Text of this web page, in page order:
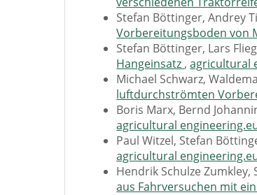
Stefan Böttinger, Andrey
Vorbereitungsboden von
Stefan Böttinger, Lars
Hangeinsatz ,agricultural
Michael Schwarz,
luftdurchströmten
Boris Marx, Bernd
agricultural
Paul Witzel, Stefan
agricultural
Hendrik Schulze Zumkley,
aus Fahrversuchen mit